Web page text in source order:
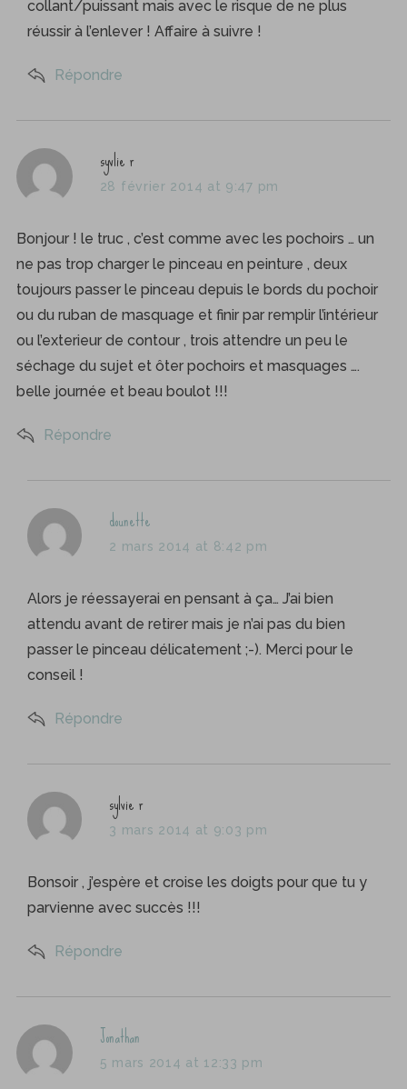
collant/puissant mais avec le risque de ne plus
réussir à l’enlever ! Affaire à suivre !
Répondre
s
a
s
:
syvlie r
28 février 2014 at 9:47 pm
Bonjour ! le truc , c’est comme avec les pochoirs … un
ne pas trop charger le pinceau en peinture , deux
toujours passer le pinceau depuis le bords du pochoir
ou du ruban de masquage et finir par remplir l’intérieur
ou l’exterieur de contour , trois attendre un peu le
séchage du sujet et ôter pochoirs et masquages ….
belle journée et beau boulot !!!
Répondre
s
a
s
:
dounette
2 mars 2014 at 8:42 pm
Alors je réessayerai en pensant à ça… J’ai bien
attendu avant de retirer mais je n’ai pas du bien
passer le pinceau délicatement ;-). Merci pour le
conseil !
Répondre
s
a
s
:
sylvie r
3 mars 2014 at 9:03 pm
Bonsoir , j’espère et croise les doigts pour que tu y
parvienne avec succès !!!
Répondre
s
a
Jonathan
5 mars 2014 at 12:33 pm